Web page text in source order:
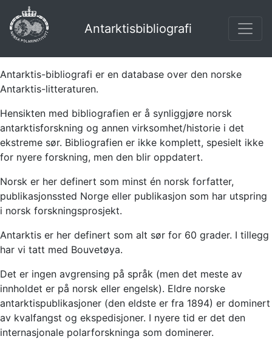
Antarktisbibliografi
Antarktis-bibliografi er en database over den norske
Antarktis-litteraturen.
Hensikten med bibliografien er å synliggjøre norsk
antarktisforskning og annen virksomhet/historie i det
ekstreme sør. Bibliografien er ikke komplett, spesielt ikke
for nyere forskning, men den blir oppdatert.
Norsk er her definert som minst én norsk forfatter,
publikasjonssted Norge eller publikasjon som har utspring
i norsk forskningsprosjekt.
Antarktis er her definert som alt sør for 60 grader. I tillegg
har vi tatt med Bouvetøya.
Det er ingen avgrensing på språk (men det meste av
innholdet er på norsk eller engelsk). Eldre norske
antarktispublikasjoner (den eldste er fra 1894) er dominert
av kvalfangst og ekspedisjoner. I nyere tid er det den
internasjonale polarforskninga som dominerer.